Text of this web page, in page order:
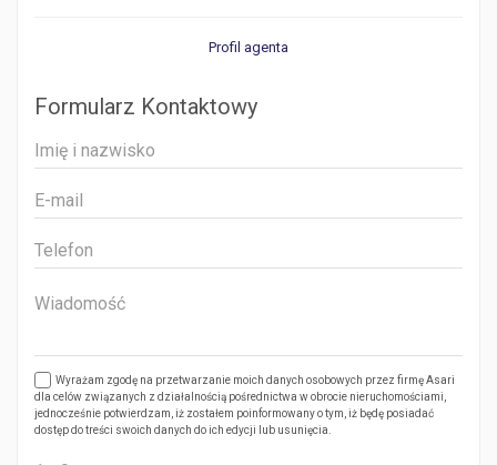
Profil agenta
Formularz Kontaktowy
Wyrażam zgodę na przetwarzanie moich danych osobowych przez firmę Asari
dla celów związanych z działalnością pośrednictwa w obrocie nieruchomościami,
jednocześnie potwierdzam, iż zostałem poinformowany o tym, iż będę posiadać
dostęp do treści swoich danych do ich edycji lub usunięcia.